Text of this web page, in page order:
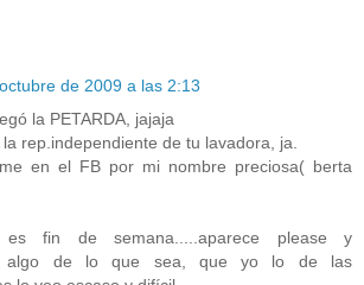
de 2009 a las 2:13
la PETARDA, jajaja
rep.independiente de tu lavadora, ja.
en el FB por mi nombre preciosa( berta
fin de semana.....aparece please y
algo de lo que sea, que yo lo de las